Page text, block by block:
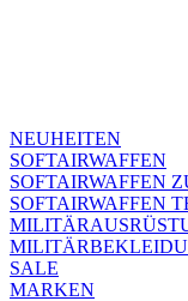
NEUHEITEN
SOFTAIRWAFFEN
SOFTAIRWAFFEN
SOFTAIRWAFFEN
SALE
MARKEN